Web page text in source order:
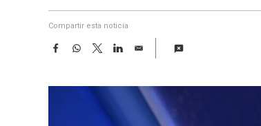
Compartir esta noticia
F
e
W
t
T
w
t
e
L
k
E
i
l